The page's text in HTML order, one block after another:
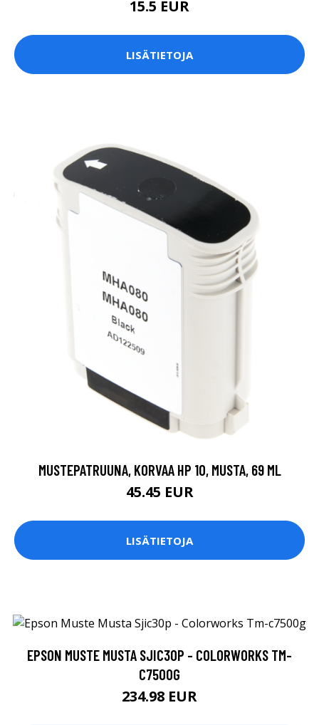
15.5 EUR
LISÄTIETOJA
MUSTEPATRUUNA, KORVAA HP 10, MUSTA, 69 ML
45.45 EUR
LISÄTIETOJA
EPSON MUSTE MUSTA SJIC30P - COLORWORKS TM-
C7500G
234.98 EUR